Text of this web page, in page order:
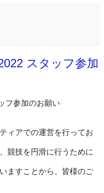
スタッフ参加
フ参加のお願い
ィアでの運営を行ってお
競技を円滑に行うために
ますことから、皆様のご